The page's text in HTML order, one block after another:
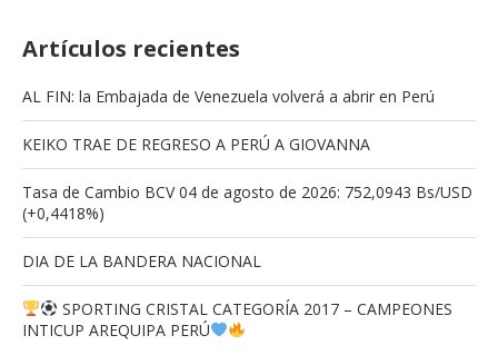
Artículos recientes
AL FIN: la Embajada de Venezuela volverá a abrir en Perú
KEIKO TRAE DE REGRESO A PERÚ A GIOVANNA
Tasa de Cambio BCV 04 de agosto de 2026: 752,0943 Bs/USD
(+0,4418%)
DIA DE LA BANDERA NACIONAL
SPORTING CRISTAL CATEGORÍA 2017 – CAMPEONES
INTICUP AREQUIPA PERÚ